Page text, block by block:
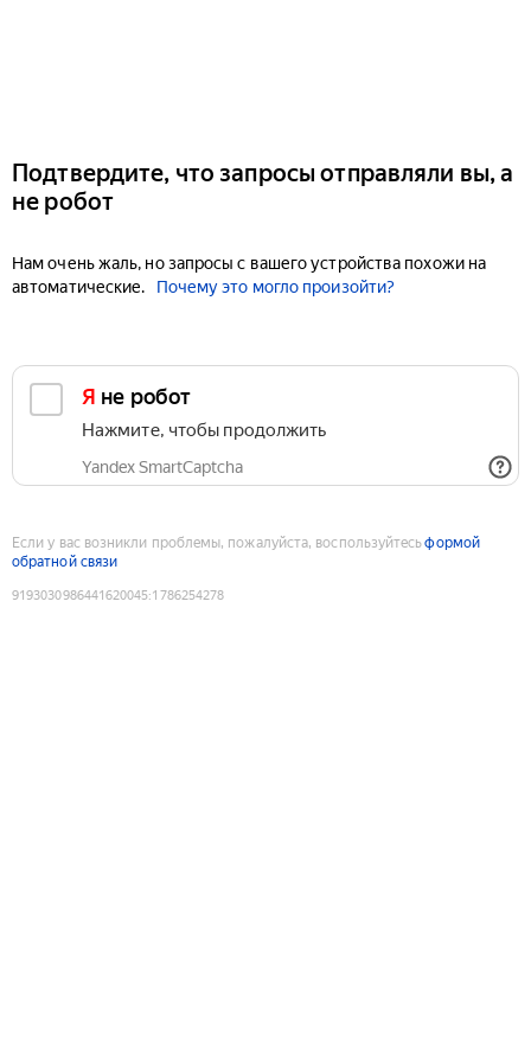
Подтвердите, что запросы отправляли вы, а
не робот
Нам очень жаль, но запросы с вашего устройства похожи на
автоматические.
Почему это могло произойти?
Я не робот
Нажмите, чтобы продолжить
Yandex SmartCaptcha
Если у вас возникли проблемы, пожалуйста, воспользуйтесьформой
обратной связи
9193030986441620045:1786254278